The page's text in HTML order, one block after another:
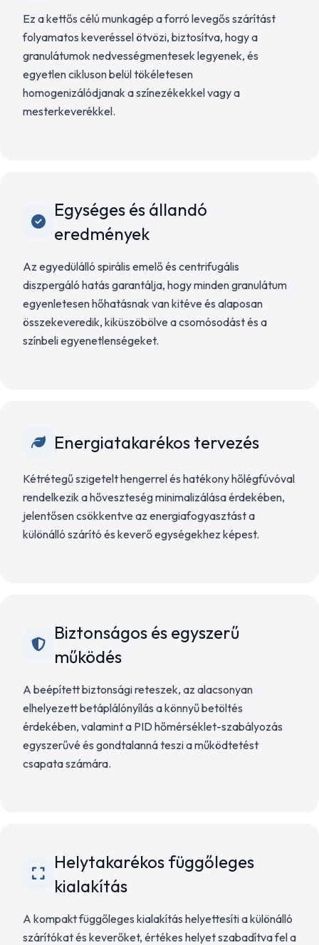
Ez a kettős célú munkagép a forró levegős szárítást
folyamatos keveréssel ötvözi, biztosítva, hogy a
granulátumok nedvességmentesek legyenek, és
egyetlen cikluson belül tökéletesen
homogenizálódjanak a színezékekkel vagy a
mesterkeverékkel.
Egységes és állandó
eredmények
Az egyedülálló spirális emelő és centrifugális
diszpergáló hatás garantálja, hogy minden granulátum
egyenletesen hőhatásnak van kitéve és alaposan
összekeveredik, kiküszöbölve a csomósodást és a
színbeli egyenetlenségeket.
Energiatakarékos tervezés
Kétrétegű szigetelt hengerrel és hatékony hőlégfúvóval
rendelkezik a hőveszteség minimalizálása érdekében,
jelentősen csökkentve az energiafogyasztást a
különálló szárító és keverő egységekhez képest.
Biztonságos és egyszerű
működés
A beépített biztonsági reteszek, az alacsonyan
elhelyezett betáplálónyílás a könnyű betöltés
érdekében, valamint a PID hőmérséklet-szabályozás
egyszerűvé és gondtalanná teszi a működtetést
csapata számára.
Helytakarékos függőleges
kialakítás
A kompakt függőleges kialakítás helyettesíti a különálló
szárítókat és keverőket, értékes helyet szabadítva fel a